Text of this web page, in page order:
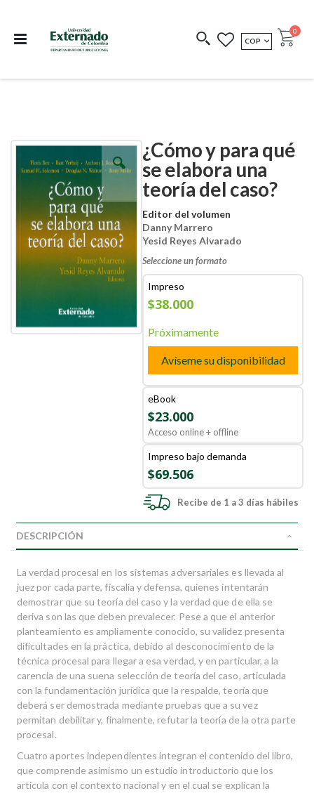
COEDICIONES REDIMIR CÓDIGO
MONEDA
COP Cart
0
¿Cómo y para qué
se elabora una
teoría del caso?
Editor del volumen
Danny Marrero
Yesid Reyes Alvarado
Seleccione un formato
Impreso
$38.000
Próximamente
Avíseme su disponibilidad
eBook
$23.000
Acceso online + offline
Impreso bajo demanda
$69.506
Recibe de 1 a 3 días hábiles
Skip
the
images
gallery
Skip
the
images
gallery
DESCRIPCIÓN
La verdad procesal en los sistemas adversariales es llevada al
juez por cada parte, fiscalía y defensa, quienes intentarán
demostrar que su teoría del caso y la verdad que de ella se
deriva son las que deben prevalecer. Pese a que el anterior
planteamiento es ampliamente conocido, su validez presenta
dificultades en la práctica, debido al desconocimiento de la
técnica procesal para llegar a esa verdad, y en particular, a la
carencia de una suena selección de teoría del caso, articulada
con la fundamentación jurídica que la respalde, teoría que
deberá ser demostrada mediante pruebas que a su vez
permitan debilitar y, finalmente, refutar la teoría de la otra parte
procesal.
Cuatro aportes independientes integran el contenido del libro,
que comprende asimismo un estudio introductorio que los
articula con el contexto nacional y en el cual se explican la